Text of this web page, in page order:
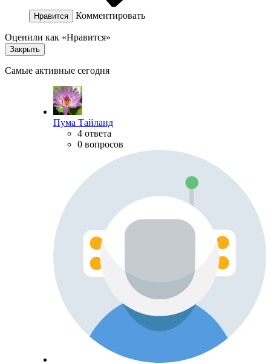
Нравится Комментировать
Оценили как «Нравится»
Закрыть
Самые активные сегодня
Пума Тайланд
4 ответа
0 вопросов